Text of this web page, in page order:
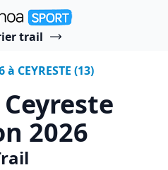
trail
CEYRESTE (13)
2026